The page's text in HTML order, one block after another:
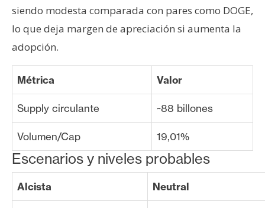
siendo modesta comparada con pares como DOGE,
lo que deja margen de apreciación si aumenta la
adopción.
Métrica Valor
Supply circulante ~88 billones
Volumen/Cap 19,01%
Escenarios y niveles probables
Alcista Neutral